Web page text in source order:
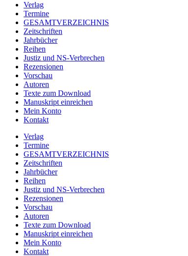
Verlag
Termine
GESAMTVERZEICHNIS
Zeitschriften
Jahrbücher
Reihen
Justiz und NS-Verbrechen
Rezensionen
Vorschau
Autoren
Texte zum Download
Manuskript einreichen
Mein Konto
Kontakt
Verlag
Termine
GESAMTVERZEICHNIS
Zeitschriften
Jahrbücher
Reihen
Justiz und NS-Verbrechen
Rezensionen
Vorschau
Autoren
Texte zum Download
Manuskript einreichen
Mein Konto
Kontakt